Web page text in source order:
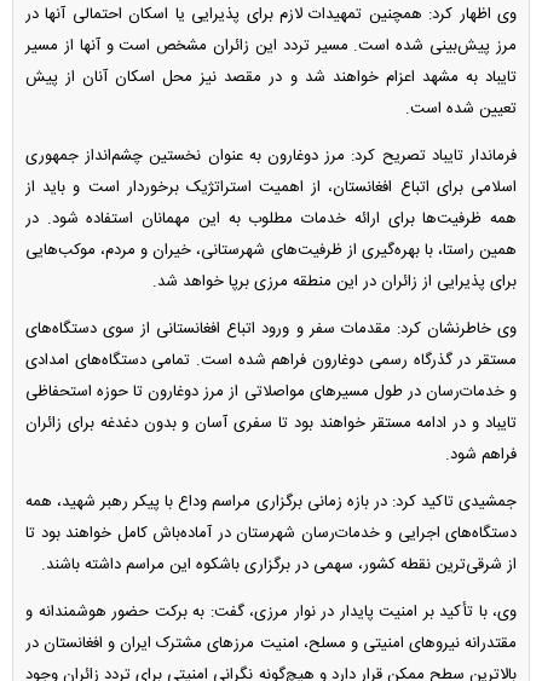
وی اظهار کرد: همچنین تمهیدات لازم برای پذیرایی یا اسکان احتمالی آنها در
مرز پیش‌بینی شده است. مسیر تردد این زائران مشخص است و آنها از مسیر
تایباد به مشهد اعزام خواهند شد و در مقصد نیز محل اسکان آنان از پیش
تعیین شده است.
فرماندار تایباد تصریح کرد: مرز دوغارون به عنوان نخستین چشم‌انداز جمهوری
اسلامی برای اتباع افغانستان، از اهمیت استراتژیک برخوردار است و باید از
همه ظرفیت‌ها برای ارائه خدمات مطلوب به این مهمانان استفاده شود. در
همین راستا، با بهره‌گیری از ظرفیت‌های شهرستانی، خیران و مردم، موکب‌هایی
برای پذیرایی از زائران در این منطقه مرزی برپا خواهد شد.
وی خاطرنشان کرد: مقدمات سفر و ورود اتباع افغانستانی از سوی دستگاه‌های
مستقر در گذرگاه رسمی دوغارون فراهم شده است. تمامی دستگاه‌های امدادی
و خدمات‌رسان در طول مسیر‌های مواصلاتی از مرز دوغارون تا حوزه استحفاظی
تایباد و در ادامه مستقر خواهند بود تا سفری آسان و بدون دغدغه برای زائران
فراهم شود.
جمشیدی تاکید کرد: در بازه زمانی برگزاری مراسم وداع با پیکر رهبر شهید، همه
دستگاه‌های اجرایی و خدمات‌رسان شهرستان در آماده‌باش کامل خواهند بود تا
از شرقی‌ترین نقطه کشور، سهمی در برگزاری باشکوه این مراسم داشته باشند.
وی، با تأکید بر امنیت پایدار در نوار مرزی، گفت: به برکت حضور هوشمندانه و
مقتدرانه نیرو‌های امنیتی و مسلح، امنیت مرز‌های مشترک ایران و افغانستان در
بالاترین سطح ممکن قرار دارد و هیچ‌گونه نگرانی امنیتی برای تردد زائران وجود